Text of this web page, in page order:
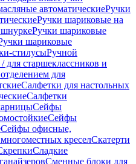
автоматическиеРучки
Ручки шариковые на
Ручки шариковые
шариковые
стилусыРучной
для старшеклассников и
для
Салфетки для настольных
Салфетки
Сейфы
Сейфы
Сейфы офисные,
креселСкатерти
Сладкие
Сменные блоки для